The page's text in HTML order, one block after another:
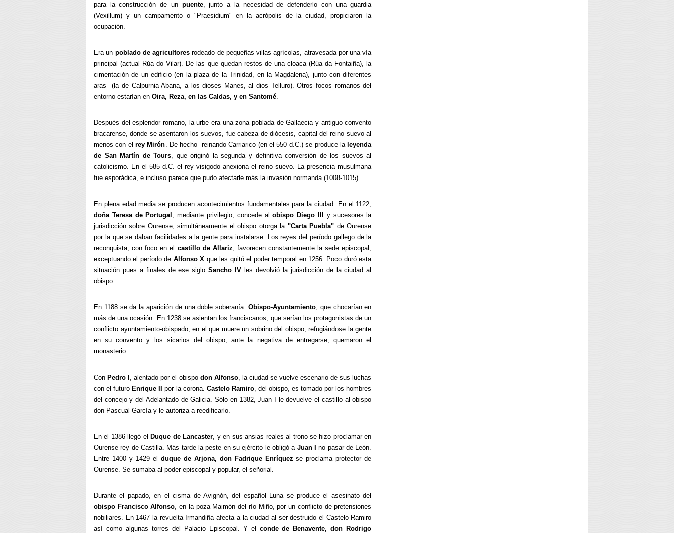
para la construcción de un puente, junto a la necesidad de defenderlo con una guardia
(Vexillum) y un campamento o "Praesidium" en la acrópolis de la ciudad, propiciaron la
ocupación.
Era un poblado de agricultores rodeado de pequeñas villas agrícolas, atravesada por una vía
principal (actual Rúa do Vilar). De las que quedan restos de una cloaca (Rúa da Fontaiña), la
cimentación de un edificio (en la plaza de la Trinidad, en la Magdalena), junto con diferentes
aras (la de Calpurnia Abana, a los dioses Manes, al dios Telluro). Otros focos romanos del
entorno estarían en Oira, Reza, en las Caldas, y en Santomé.
Después del esplendor romano, la urbe era una zona poblada de Gallaecia y antiguo convento
bracarense, donde se asentaron los suevos, fue cabeza de diócesis, capital del reino suevo al
menos con elrey Mirón. De hecho reinando Carriarico (en el 550 d.C.) se produce la leyenda
de San Martín de Tours, que originó la segunda y definitiva conversión de los suevos al
catolicismo. En el 585 d.C. el rey visigodo anexiona el reino suevo. La presencia musulmana
fue esporádica, e incluso parece que pudo afectarle más la invasión normanda (1008-1015).
En plena edad media se producen acontecimientos fundamentales para la ciudad. En el 1122,
doña Teresa de Portugal , mediante privilegio, concede alobispo Diego III
y sucesores la
jurisdicción sobre Ourense; simultáneamente el obispo otorga la "Carta Puebla" de Ourense
por la que se daban facilidades a la gente para instalarse. Los reyes del período gallego de la
reconquista, con foco en el castillo de Allariz, favorecen constantemente la sede episcopal,
exceptuando el período de Alfonso X que les quitó el poder temporal en 1256. Poco duró esta
situación pues a finales de ese sigloSancho IV les devolvió la jurisdicción de la ciudad al
obispo.
En 1188 se da la aparición de una doble soberanía: Obispo-Ayuntamiento, que chocarían en
más de una ocasión. En 1238 se asientan los franciscanos, que serían los protagonistas de un
conflicto ayuntamiento-obispado, en el que muere un sobrino del obispo, refugiándose la gente
en su convento y los sicarios del obispo, ante la negativa de entregarse, quemaron el
monasterio.
Con Pedro I , alentado por el obispo don Alfonso, la ciudad se vuelve escenario de sus luchas
con el futuro Enrique II por la corona. Castelo Ramiro, del obispo, es tomado por los hombres
del concejo y del Adelantado de Galicia. Sólo en 1382, Juan I le devuelve el castillo al obispo
don Pascual García y le autoriza a reedificarlo.
En el 1386 llegó el Duque de Lancaster, y en sus ansias reales al trono se hizo proclamar en
Ourense rey de Castilla. Más tarde la peste en su ejército le obligó a Juan I
no pasar de León.
Entre 1400 y 1429 el duque de Arjona, don Fadrique Enríquez se proclama protector de
Ourense. Se sumaba al poder episcopal y popular, el señorial.
Durante el papado, en el cisma de Avignón, del español Luna se produce el asesinato del
obispo Francisco Alfonso, en la poza Maimón del río Miño, por un conflicto de pretensiones
nobiliares. En 1467 la revuelta Irmandiña afecta a la ciudad al ser destruido el Castelo Ramiro
así como algunas torres del Palacio Episcopal. Y el conde de Benavente, don Rodrigo